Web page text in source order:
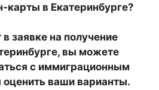
карты в Екатеринбурге?
заявке на получение
вы можете
с иммиграционным
ваши варианты.